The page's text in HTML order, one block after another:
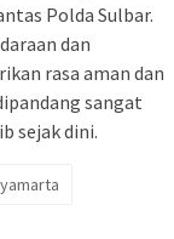
Polda Sulbar.
dan
rasa aman dan
sangat
sejak dini.